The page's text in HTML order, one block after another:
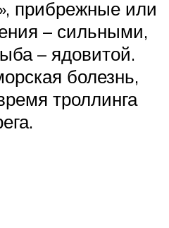
прибрежные или
– сильными,
– ядовитой.
болезнь,
троллинга